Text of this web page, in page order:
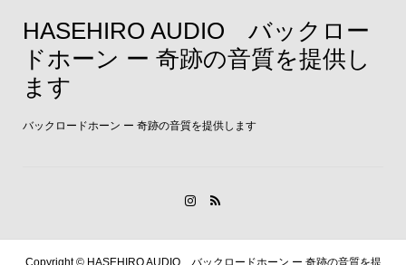
HASEHIRO AUDIO バックロー
ドホーン ー 奇跡の音質を提供し
ます
バックロードホーン ー 奇跡の音質を提供します
Copyright ©HASEHIRO AUDIO バックロードホーン ー 奇跡の音質を提